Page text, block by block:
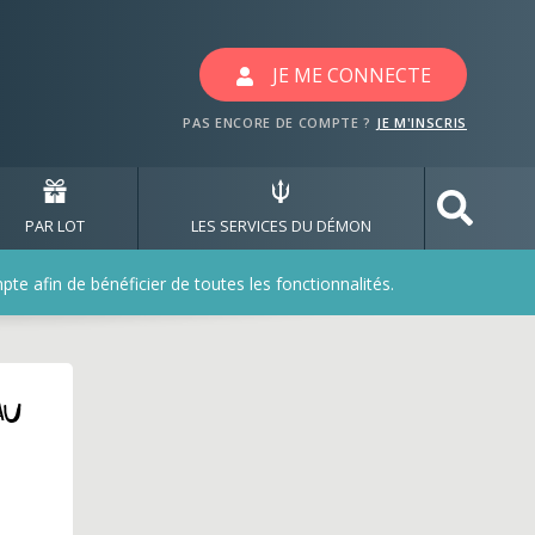
JE ME CONNECTE
PAS ENCORE DE COMPTE ? JE M'INSCRIS
PAR LOT LES SERVICES DU DÉMON
afin de bénéficier de toutes les fonctionnalités.